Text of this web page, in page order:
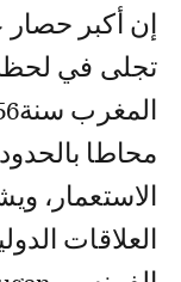
إن أكبر حصار
تجلى في
محاطا
الاستعمار،
العلاقات